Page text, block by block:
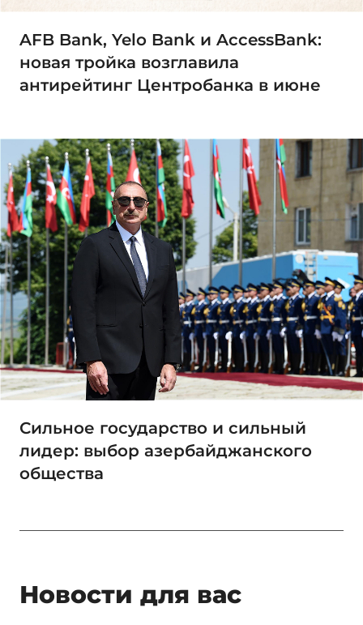
AFB Bank, Yelo Bank и AccessBank:
новая тройка возглавила
антирейтинг Центробанка в июне
Сильное государство и сильный
лидер: выбор азербайджанского
общества
Новости для вас